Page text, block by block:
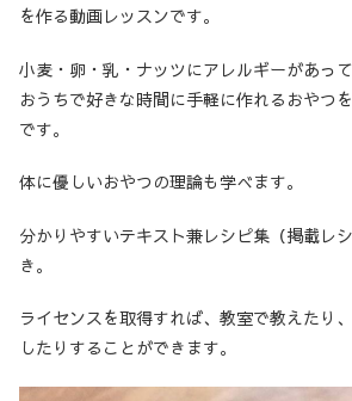
を作る動画レッスンです。
小麦・卵・乳・ナッツにアレルギーがあっ
おうちで好きな時間に手軽に作れるおやつ
です。
体に優しいおやつの理論も学べます。
分かりやすいテキスト兼レシピ集（掲載レ
き。
ライセンスを取得すれば、教室で教えたり
したりすることができます。